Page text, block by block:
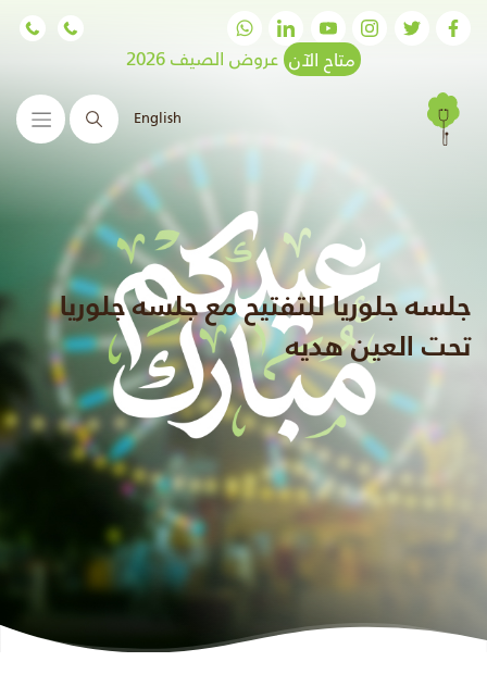
متاح الآن عروض الصيف 2026
English البحث
جلسه جلوريا للتفتيح مع جلسه جلوريا
تحت العين هديه